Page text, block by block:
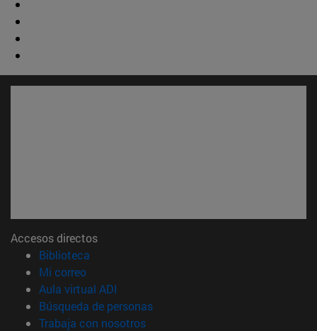
Accesos directos
Biblioteca
Mi correo(abre en nueva ventana)
Aula virtual ADI
Búsqueda de personas(abre en nueva ventana)
Trabaja con nosotros(abre en nueva ventana)